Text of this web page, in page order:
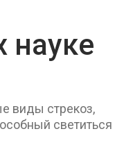
науке
виды стрекоз,
светиться